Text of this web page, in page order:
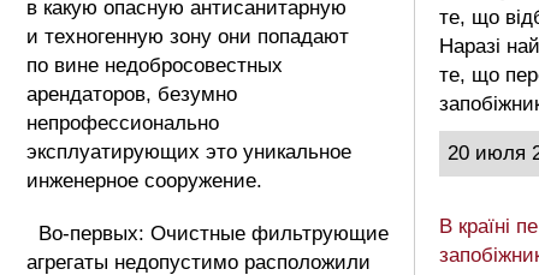
в какую опасную антисанитарную
и техногенную зону они попадают
по вине недобросовестных
арендаторов, безумно
непрофессионально
эксплуатирующих это уникальное
инженерное сооружение.
Во-первых: Очистные фильтрующие
агрегаты недопустимо расположили
те, що
Наразі
те, що
20 июля
В країні